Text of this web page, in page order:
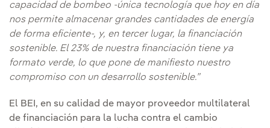
capacidad de bombeo -única tecnología que hoy en día
nos permite almacenar grandes cantidades de energía
de forma eficiente-, y, en tercer lugar, la financiación
sostenible. El 23% de nuestra financiación tiene ya
formato verde, lo que pone de manifiesto nuestro
compromiso con un desarrollo sostenible.”
El BEI, en su calidad de mayor proveedor multilateral
de financiación para la lucha contra el cambio